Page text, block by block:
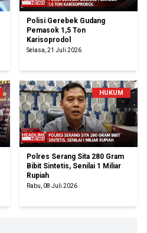
Polisi Gerebek Gudang
Pemasok 1,5 Ton
Karisoprodol
Selasa, 21 Juli 2026
HUKUM
Polres Serang Sita 280 Gram
Bibit Sintetis, Senilai 1 Miliar
Rupiah
Rabu, 08 Juli 2026